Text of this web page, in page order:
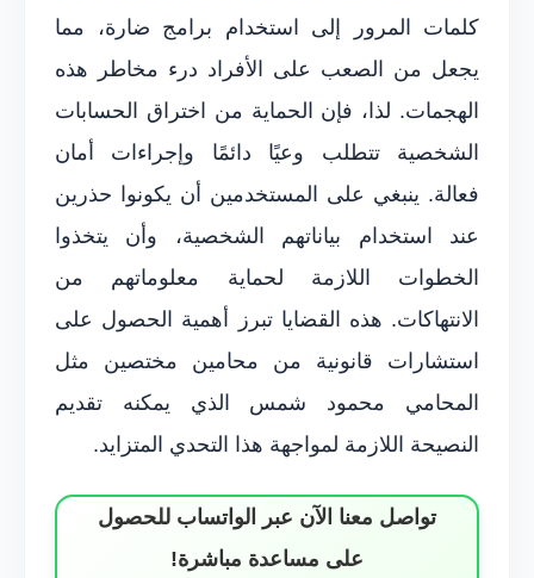
كلمات المرور إلى استخدام برامج ضارة، مما
يجعل من الصعب على الأفراد درء مخاطر هذه
الهجمات. لذا، فإن الحماية من اختراق الحسابات
الشخصية تتطلب وعيًا دائمًا وإجراءات أمان
فعالة. ينبغي على المستخدمين أن يكونوا حذرين
عند استخدام بياناتهم الشخصية، وأن يتخذوا
الخطوات اللازمة لحماية معلوماتهم من
الانتهاكات. هذه القضايا تبرز أهمية الحصول على
استشارات قانونية من محامين مختصين مثل
المحامي محمود شمس الذي يمكنه تقديم
النصيحة اللازمة لمواجهة هذا التحدي المتزايد.
تواصل معنا الآن عبر الواتساب للحصول
على مساعدة مباشرة!